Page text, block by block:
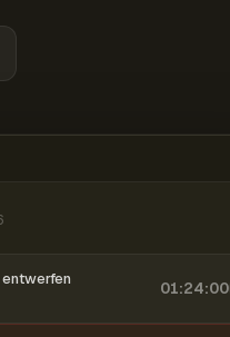
01:24:00